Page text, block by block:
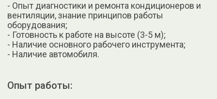
- Опыт диагностики и ремонта кондиционеров и
вентиляции, знание принципов работы
оборудования;
- Готовность к работе на высоте (3-5 м);
- Наличие основного рабочего инструмента;
- Наличие автомобиля.
Опыт работы: